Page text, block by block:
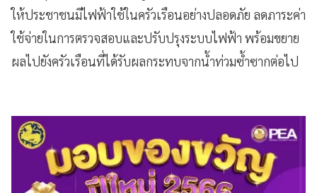
ให้ประชาชนมีไฟฟ้าใช้ในครัวเรือนอย่างปลอดภัย ลดภาระค่า
ใช้จ่ายในการตรวจสอบและปรับปรุงระบบไฟฟ้า พร้อมขยาย
ผลไปยังครัวเรือนที่ได้รับผลกระทบจากน้ำท่วมซ้ำซากต่อไป